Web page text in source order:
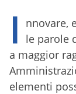
I
nnovare,
le parole
a maggior
elementi